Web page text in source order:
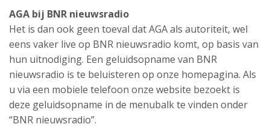
AGA bij BNR nieuwsradio
Het is dan ook geen toeval dat AGA als autoriteit, wel
eens vaker live op BNR nieuwsradio komt, op basis van
hun uitnodiging. Een geluidsopname van BNR
nieuwsradio is te beluisteren op onze homepagina. Als
u via een mobiele telefoon onze website bezoekt is
deze geluidsopname in de menubalk te vinden onder
“BNR nieuwsradio”.